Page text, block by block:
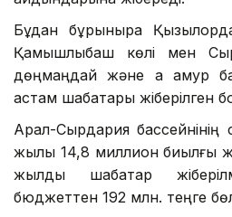
Бұдан бұрынырақ
Қамышлыбаш көлі мен
дөңмаңдай және ақ амур
астам шабақтары жіберілген
Арал-Сырдария
жылы 14,8 миллион биылғы
жылдық шабақтар
бюджеттен 192 млн. теңге